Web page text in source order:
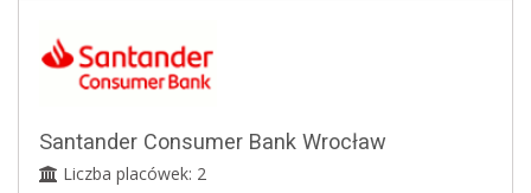
Santander Consumer Bank Wrocław
Liczba placówek: 2